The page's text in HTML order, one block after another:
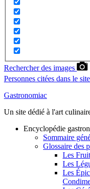
Rechercher des images
Personnes citées dans le site
Gastronomiac
Un site dédié à l'art
Encyclopédie
Sommaire
Glossaire des
Les
Les
Les